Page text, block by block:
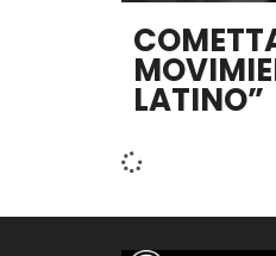
LATINO”